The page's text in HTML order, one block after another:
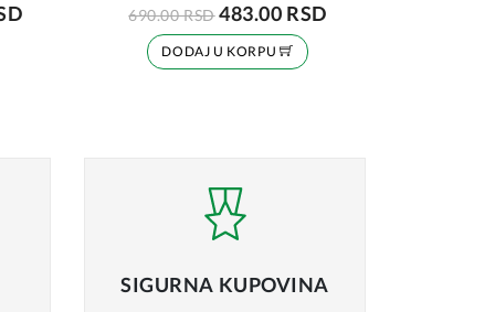
690.00 RSD 483.00 RSD
DODAJ U KORPU
SIGURNA KUPOVINA